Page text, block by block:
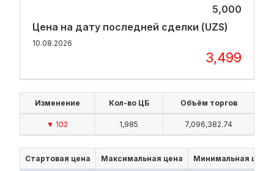
5,000
Цена на дату последней сделки (UZS)
10.08.2026
3,499
Изменение Кол-во ЦБ Объём торгов
▼ 102 1,985 7,096,382.74
Стартовая цена Максимальная цена Минимальная цена